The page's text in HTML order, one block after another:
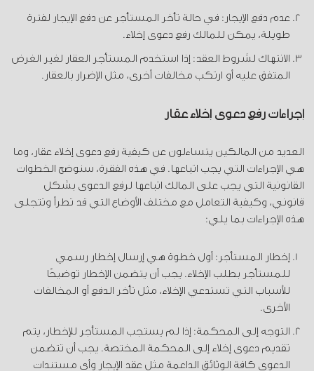
عدم دفع الإيجار: في حالة تأخر المستأجر عن دفع الإيجار لفترة
طويلة، يمكن للمالك رفع دعوى إخلاء.
الانتهاك لشروط العقد: إذا استخدم المستأجر العقار لغير الغرض
المتفق عليه أو ارتكب مخالفات أخرى، مثل الإضرار بالعقار.
إجراءات رفع دعوى إخلاء عقار
العديد من المالكين يتساءلون عن كيفية رفع دعوى إخلاء عقار، وما
هي الإجراءات التي يجب اتباعها. في هذه الفقرة، سنوضح الخطوات
القانونية التي يجب على المالك اتباعها لرفع الدعوى بشكل
قانوني، وكيفية التعامل مع مختلف الأوضاع التي قد تطرأ وتتجلى
هذه الإجراءات بما يلي:
إخطار المستأجر: أول خطوة هي إرسال إخطار رسمي
للمستأجر بطلب الإخلاء. يجب أن يتضمن الإخطار توضيحًا
للأسباب التي تستدعي الإخلاء، مثل تأخر الدفع أو المخالفات
الأخرى.
التوجه إلى المحكمة: إذا لم يستجب المستأجر للإخطار، يتم
تقديم دعوى إخلاء إلى المحكمة المختصة. يجب أن تتضمن
الدعوى كافة الوثائق الداعمة مثل عقد الإيجار وأي مستندات